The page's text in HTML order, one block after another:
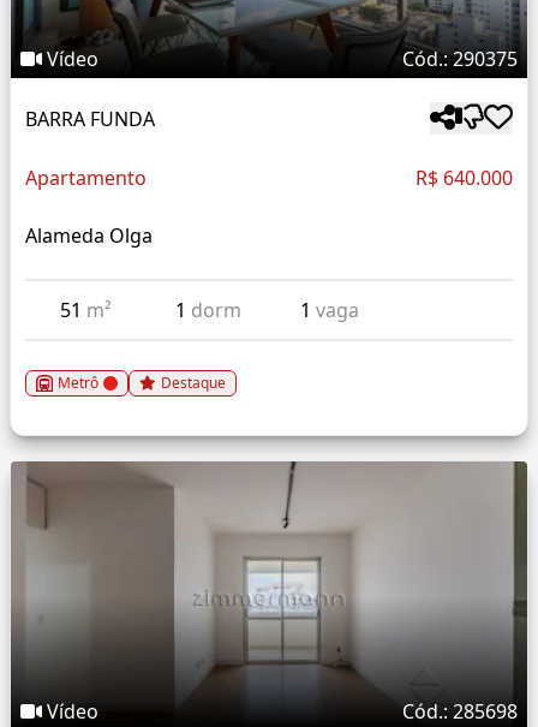
Vídeo Cód.: 290375
BARRA FUNDA
Apartamento R$ 640.000
Alameda Olga
51 m² 1 dorm 1vaga
Metrô Destaque
Vídeo Cód.: 285698